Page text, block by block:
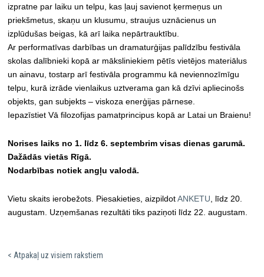
izpratne par laiku un telpu, kas ļauj savienot ķermeņus un
priekšmetus, skaņu un klusumu, straujus uznācienus un
izplūdušas beigas, kā arī laika nepārtrauktību.
Ar performatīvas darbības un dramaturģijas palīdzību festivāla
skolas dalībnieki kopā ar māksliniekiem pētīs vietējos materiālus
un ainavu, tostarp arī festivāla programmu kā neviennozīmīgu
telpu, kurā izrāde vienlaikus uztverama gan kā dzīvi apliecinošs
objekts, gan subjekts – viskoza enerģijas pārnese.
Iepazīstiet Vā filozofijas pamatprincipus kopā ar Latai un Braienu!
Norises laiks no 1. līdz 6. septembrim visas dienas garumā.
Dažādās vietās Rīgā.
Nodarbības notiek angļu valodā.
Vietu skaits ierobežots. Piesakieties, aizpildotANKETU, līdz 20.
augustam. Uzņemšanas rezultāti tiks paziņoti līdz 22. augustam.
< Atpakaļ uz visiem rakstiem